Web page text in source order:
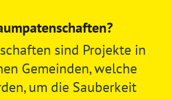
sind Projekte in
Gemeinden, welche
um die Sauberkeit